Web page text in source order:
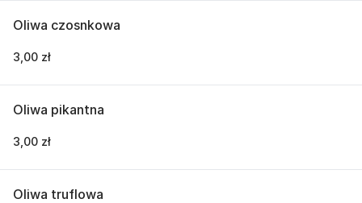
Oliwa czosnkowa
3,00 zł
Oliwa pikantna
3,00 zł
Oliwa truflowa